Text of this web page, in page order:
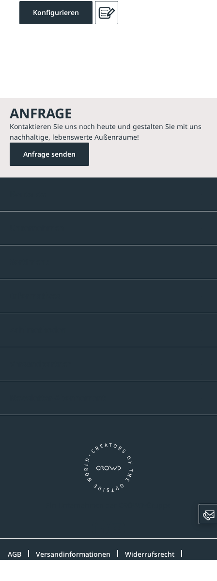
Konfigurieren
ANFRAGE
Kontaktieren Sie uns noch heute und gestalten Sie mit uns
nachhaltige, lebenswerte Außenräume!
Anfrage senden
AGB Versandinformationen
Widerrufsrecht